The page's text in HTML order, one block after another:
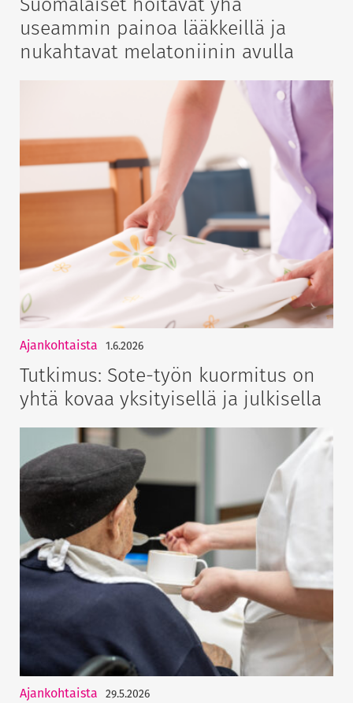
useammin painoa lääkkeillä ja
nukahtavat melatoniinin avulla
Ajankohtaista 1.6.2026
Tutkimus: Sote-työn kuormitus on
yhtä kovaa yksityisellä ja julkisella
Ajankohtaista 29.5.2026